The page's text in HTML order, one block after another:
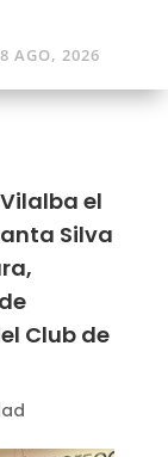
8 AGO, 2026
el
Silva
Club de